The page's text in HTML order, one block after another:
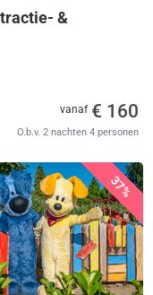
&
vanaf € 160
O.b.v. 2 nachten 4 personen
37%